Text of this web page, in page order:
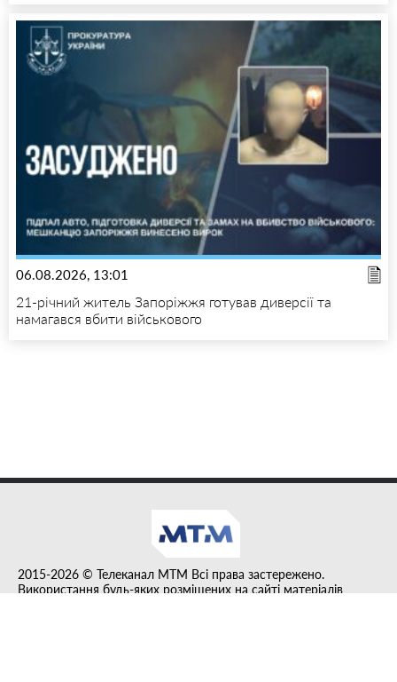
06.08.2026, 13:01
21-річний житель Запоріжжя готував диверсії та
намагався вбити військового
2015-2026 © Телеканал MTM Всі права застережено.
Використання будь-яких розміщених на сайті матеріалів